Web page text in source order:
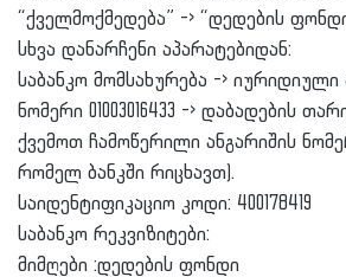
“ქველმოქმედება” -> “დედების
სხვა დანარჩენი აპარატებიდან:
საბანკო მომსახურება -> იურიდიული
ნომერი 01003016433 -> დაბადების
ქვემოთ ჩამოწერილი ანგარიშის
რომელ ბანკში რიცხავთ).
საიდენტიფიკაციო კოდი: 400178419
საბანკო რეკვიზიტები:
მიმღები :დედების ფონდი